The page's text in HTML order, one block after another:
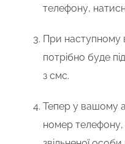
телефону,
При наступному
потрібно буде
з смс.
Тепер у вашому
номер телефону,